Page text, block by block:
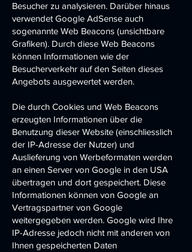
Besucher zu analysieren. Darüber hinaus
verwendet Google AdSense auch
sogenannte Web Beacons (unsichtbare
Grafiken). Durch diese Web Beacons
können Informationen wie der
Besucherverkehr auf den Seiten dieses
Angebots ausgewertet werden.
Die durch Cookies und Web Beacons
erzeugten Informationen über die
Benutzung dieser Website (einschliesslich
der IP-Adresse der Nutzer) und
Auslieferung von Werbeformaten werden
an einen Server von Google in den USA
übertragen und dort gespeichert. Diese
Informationen können von Google an
Vertragspartner von Google
weitergegeben werden. Google wird Ihre
IP-Adresse jedoch nicht mit anderen von
Ihnen gespeicherten Daten